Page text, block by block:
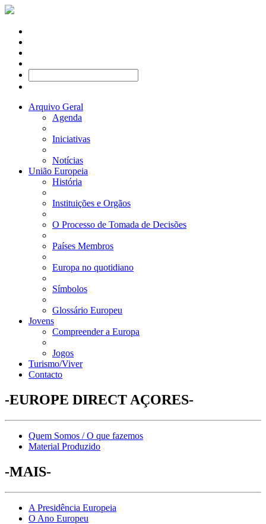
Arquivo Geral
Agenda
Iniciativas
Notícias
União Europeia
História
Instituições e Orgãos
O Processo de Tomada de Decisões
Países Membros
Europa no quotidiano
Símbolos
Glossário Europeu
Jovens
Compreender a Europa
Jogos
Turismo/Viver
Contacto
-EUROPE DIRECT AÇORES-
Quem Somos / O que fazemos
Material Produzido
-MAIS-
A Presidência Europeia
O Ano Europeu